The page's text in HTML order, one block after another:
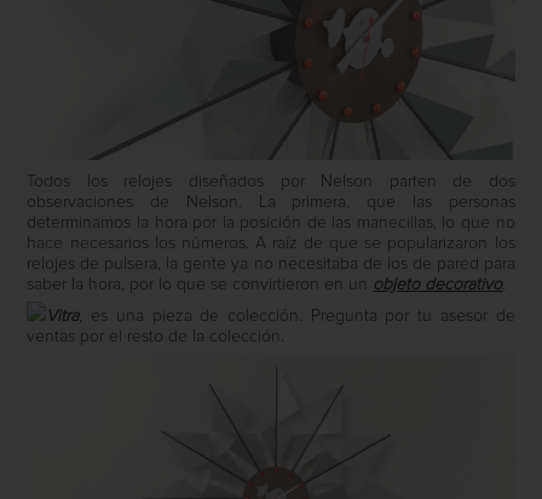
Todos los relojes diseñados por Nelson parten de dos
observaciones de Nelson. La primera, que las personas
determinamos la hora por la posición de las manecillas, lo que no
hace necesarios los números. A raíz de que se popularizaron los
relojes de pulsera, la gente ya no necesitaba de los de pared para
saber la hora, por lo que se convirtieron en un objeto decorativo.
Vitra, es una pieza de colección. Pregunta por tu asesor de
ventas por el resto de la colección.